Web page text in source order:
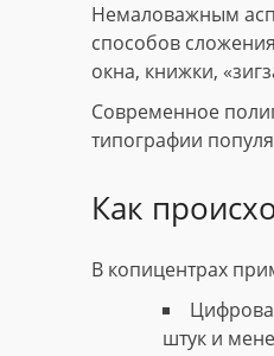
Немаловажным
способов
окна, книжки,
Современное
типографии
Как
В копицентрах
штук и